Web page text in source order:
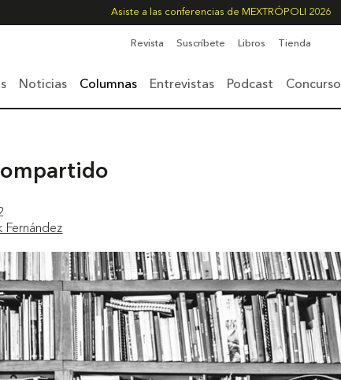
Asiste a las conferencias de MEXTRÓPOLI 2026
Revista Suscríbete Libros Tienda
Noticias Columnas Entrevistas Podcast Concurso
Fernández